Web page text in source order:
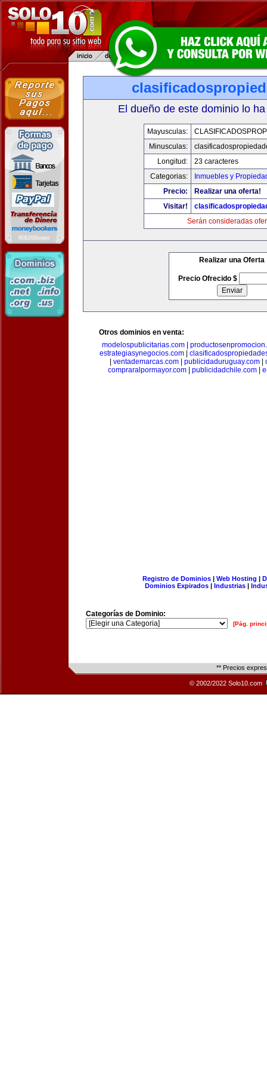
El dueño de este dominio lo
Mayusculas:
Minusculas:
Longitud:
23 caracteres
Categorias:
Inmuebles y
Precio:
Realizar una oferta!
Visitar!
Serán consideradas
Realizar una Oferta
Precio Ofrecido $
Otros dominios en venta:
modelospublicitarias.com
estrategiasynegocios.com|
ventademarcas.com publicidaduruguay.com
compraralpormayor.com| publicidadchile.com|
Registro de Dominios| Web Hosting |
Dominios Expirados | Industrias |
Categorías de Dominio:
[Pág.
** Precios
© 2002/2022 Solo10.com